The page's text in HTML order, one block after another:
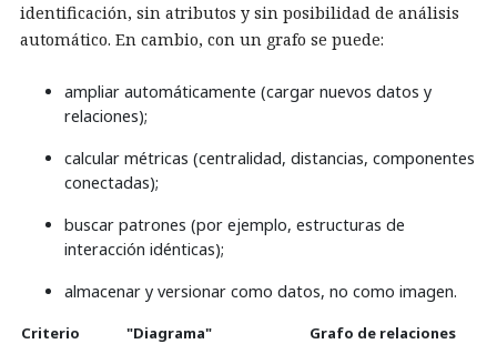
identificación, sin atributos y sin posibilidad de análisis
automático. En cambio, con un grafo se puede:
ampliar automáticamente (cargar nuevos datos y
relaciones);
calcular métricas (centralidad, distancias, componentes
conectadas);
buscar patrones (por ejemplo, estructuras de
interacción idénticas);
almacenar y versionar como datos, no como imagen.
Criterio "Diagrama"
Grafo de relaciones